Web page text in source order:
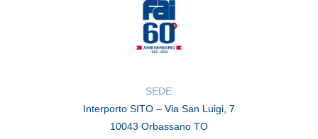
SEDE
Interporto SITO – Via San Luigi, 7
10043 Orbassano TO